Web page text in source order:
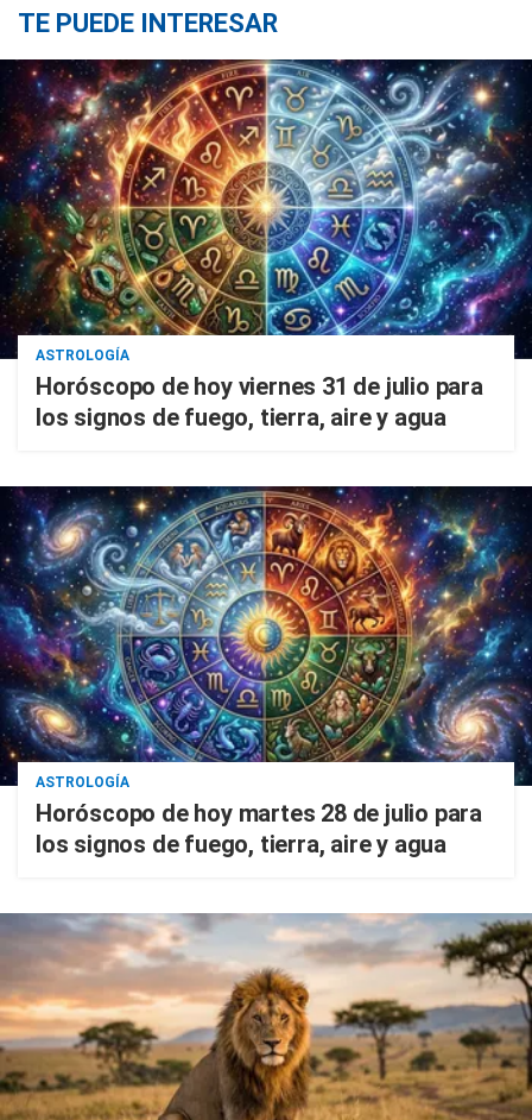
TE PUEDE INTERESAR
ASTROLOGÍA
Horóscopo de hoy viernes 31 de julio para
los signos de fuego, tierra, aire y agua
ASTROLOGÍA
Horóscopo de hoy martes 28 de julio para
los signos de fuego, tierra, aire y agua